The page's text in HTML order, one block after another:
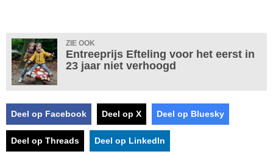
ZIE OOK
Entreeprijs Efteling voor het eerst in
23 jaar niet verhoogd
Deel op Facebook Deel op X Deel op Bluesky
Deel op Threads Deel op LinkedIn